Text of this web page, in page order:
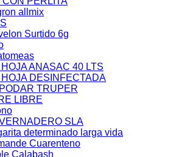
allmix
Surtido 6g
ANASAC 40 LTS
DESINFECTADA
TRUPER
LIBRE
SLA
determinado larga vida
Cuarenteno
Calabash